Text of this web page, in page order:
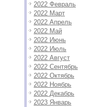
2022 Февраль
2022 Март
2022 Апрель
2022 Май
2022 Июнь
2022 Июль
2022 Август
2022 Сентябрь
2022 Октябрь
2022 Ноябрь
2022 Декабрь
2023 Январь